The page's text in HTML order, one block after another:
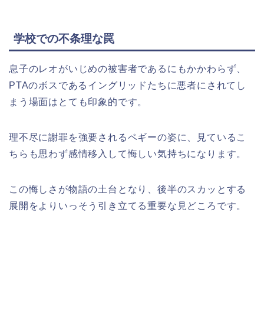
学校での不条理な罠
息子のレオがいじめの被害者であるにもかかわらず、
PTAのボスであるイングリッドたちに悪者にされてし
まう場面はとても印象的です。
理不尽に謝罪を強要されるペギーの姿に、見ているこ
ちらも思わず感情移入して悔しい気持ちになります。
この悔しさが物語の土台となり、後半のスカッとする
展開をよりいっそう引き立てる重要な見どころです。